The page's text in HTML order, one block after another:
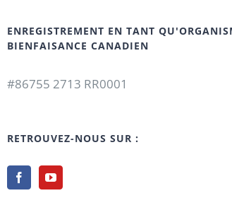
ENREGISTREMENT EN TANT
BIENFAISANCE CANADIEN
#86755 2713 RR0001
RETROUVEZ-NOUS SUR :